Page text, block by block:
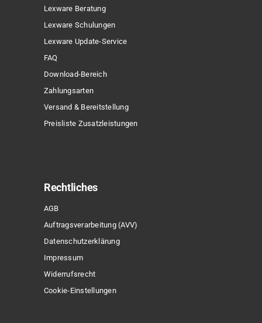
Lexware Beratung
Lexware Schulungen
Lexware Update-Service
FAQ
Download-Bereich
Zahlungsarten
Versand & Bereitstellung
Preisliste Zusatzleistungen
Rechtliches
AGB
Auftragsverarbeitung (AVV)
Datenschutzerklärung
Impressum
Widerrufsrecht
Cookie-Einstellungen